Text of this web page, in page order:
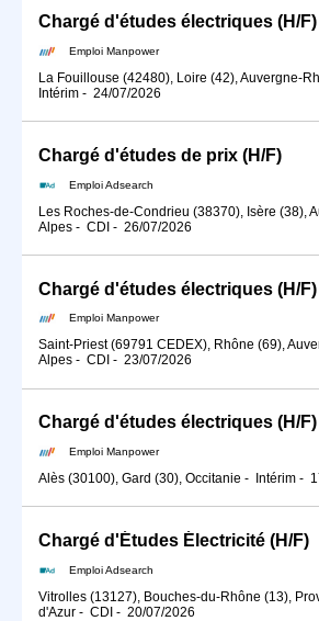
Chargé d'études électriques (H/F)
Emploi Manpower
La Fouillouse (42480), Loire (42), Auvergne-
Intérim - 24/07/2026
Chargé d'études de prix (H/F)
Emploi Adsearch
Les Roches-de-Condrieu (38370), Isère (38),
Alpes - CDI - 26/07/2026
Chargé d'études électriques (H/F)
Emploi Manpower
Saint-Priest (69791 CEDEX), Rhône (69),
Alpes - CDI - 23/07/2026
Chargé d'études électriques (H/F)
Emploi Manpower
Alès (30100), Gard (30), Occitanie - Intérim -
Chargé d'Études Électricité (H/F)
Emploi Adsearch
Vitrolles (13127), Bouches-du-Rhône (13),
d'Azur - CDI - 20/07/2026